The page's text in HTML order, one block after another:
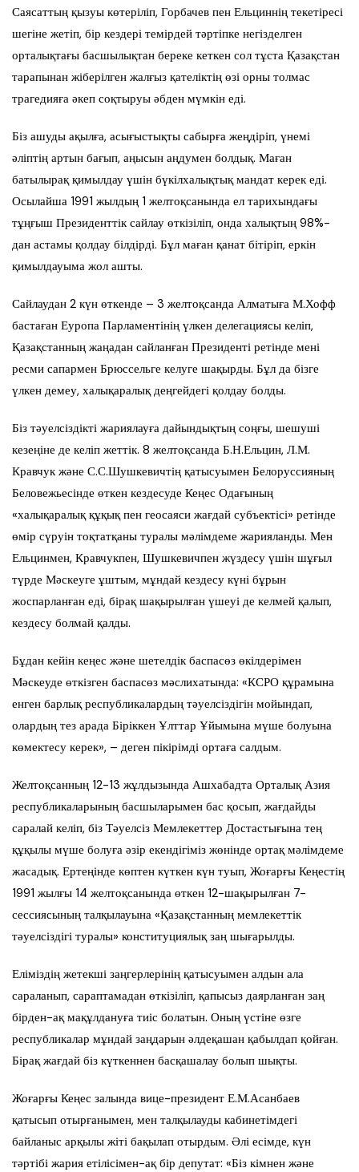
Саясаттың қызуы көтеріліп, Горбачев пен Ельциннің текетіресі
шегіне жетіп, бір кездері темірдей тәртіпке негізделген
орталықтағы басшылықтан береке кеткен сол тұста Қазақстан
тарапынан жіберілген жалғыз қателіктің өзі орны толмас
трагедияға әкеп соқтыруы әбден мүмкін еді.
Біз ашуды ақылға, асығыстықты сабырға жеңдіріп, үнемі
әліптің артын бағып, аңысын аңдумен болдық. Маған
батылырақ қимылдау үшін бүкілхалықтық мандат керек еді.
Осылайша 1991 жылдың 1 желтоқсанында ел тарихындағы
тұңғыш Президенттік сайлау өткізіліп, онда халықтың 98%-
дан астамы қолдау білдірді. Бұл маған қанат бітіріп, еркін
қимылдауыма жол ашты.
Сайлаудан 2 күн өткенде – 3 желтоқсанда Алматыға М.Хофф
бастаған Еуропа Парламентінің үлкен делегациясы келіп,
Қазақстанның жаңадан сайланған Президенті ретінде мені
ресми сапармен Брюссельге келуге шақырды. Бұл да бізге
үлкен демеу, халықаралық деңгейдегі қолдау болды.
Біз тәуелсіздікті жариялауға дайындықтың соңғы, шешуші
кезеңіне де келіп жеттік. 8 желтоқсанда Б.Н.Ельцин, Л.М.
Кравчук және С.С.Шушкевичтің қатысуымен Белоруссияның
Беловежьесінде өткен кездесуде Кеңес Одағының
«халықаралық құқық пен геосаяси жағдай субъектісі» ретінде
өмір сүруін тоқтатқаны туралы мәлімдеме жарияланды. Мен
Ельцинмен, Кравчукпен, Шушкевичпен жүздесу үшін шұғыл
түрде Мәскеуге ұштым, мұндай кездесу күні бұрын
жоспарланған еді, бірақ шақырылған үшеуі де келмей қалып,
кездесу болмай қалды.
Бұдан кейін кеңес және шетелдік баспасөз өкілдерімен
Мәскеуде өткізген баспасөз мәслихатында: «КСРО құрамына
енген барлық республикалардың тәуелсіздігін мойындап,
олардың тез арада Біріккен Ұлттар Ұйымына мүше болуына
көмектесу керек», – деген пікірімді ортаға салдым.
Желтоқсанның 12-13 жұлдызында Ашхабадта Орталық Азия
республикаларының басшыларымен бас қосып, жағдайды
саралай келіп, біз Тәуелсіз Мемлекеттер Достастығына тең
құқылы мүше болуға әзір екендігіміз жөнінде ортақ мәлімдеме
жасадық. Ертеңінде көптен күткен күн туып, Жоғарғы Кеңестің
1991 жылғы 14 желтоқсанында өткен 12-шақырылған 7-
сессиясының талқылауына «Қазақстанның мемлекеттік
тәуелсіздігі туралы» конституциялық заң шығарылды.
Еліміздің жетекші заңгерлерінің қатысуымен алдын ала
сараланып, сараптамадан өткізіліп, қапысыз даярланған заң
бірден-ақ мақұлдануға тиіс болатын. Оның үстіне өзге
республикалар мұндай заңдарын әлдеқашан қабылдап қойған.
Бірақ жағдай біз күткеннен басқашалау болып шықты.
Жоғарғы Кеңес залында вице-президент Е.М.Асанбаев
қатысып отырғанымен, мен талқылауды кабинетімдегі
байланыс арқылы жіті бақылап отырдым. Әлі есімде, күн
тәртібі жария етілісімен-ақ бір депутат: «Біз кімнен және